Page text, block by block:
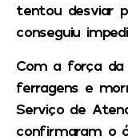
tentou desviar
conseguiu
Com a força da
ferragens e
Serviço de
confirmaram o